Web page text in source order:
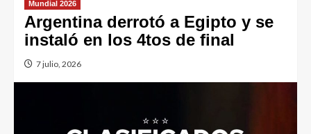
Mundial 2026
Argentina derrotó a Egipto y se
instaló en los 4tos de final
7 julio, 2026